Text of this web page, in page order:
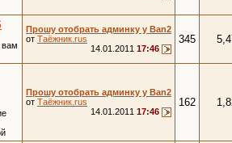
вам
Прошу отобрать админку у Ban2
от Таёжник.rus
14.01.2011 17:46
345
Прошу отобрать админку у Ban2
от Таёжник.rus
14.01.2011 17:46
162